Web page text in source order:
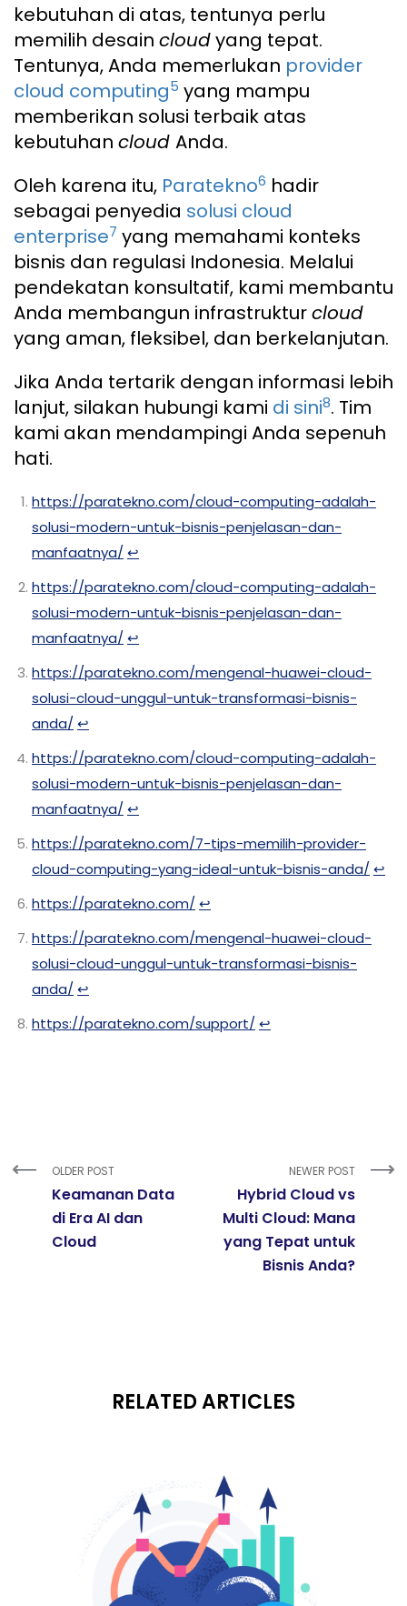
kebutuhan di atas, tentunya perlu
memilih desain cloudyang tepat.
Tentunya, Anda memerlukan provider
cloud computing5 yang mampu
memberikan solusi terbaik atas
kebutuhan cloud Anda.
Oleh karena itu, Paratekno6 hadir
sebagai penyedia solusi cloud
enterprise7 yang memahami konteks
bisnis dan regulasi Indonesia. Melalui
pendekatan konsultatif, kami membantu
Anda membangun infrastrukturcloud
yang aman, fleksibel, dan berkelanjutan.
Jika Anda tertarik dengan informasi lebih
lanjut, silakan hubungi kami di sini8. Tim
kami akan mendampingi Anda sepenuh
hati.
https://paratekno.com/cloud-computing-adalah-
solusi-modern-untuk-bisnis-penjelasan-dan-
manfaatnya/ ↩︎
https://paratekno.com/cloud-computing-adalah-
solusi-modern-untuk-bisnis-penjelasan-dan-
manfaatnya/ ↩︎
https://paratekno.com/mengenal-huawei-cloud-
solusi-cloud-unggul-untuk-transformasi-bisnis-
anda/ ↩︎
https://paratekno.com/cloud-computing-adalah-
solusi-modern-untuk-bisnis-penjelasan-dan-
manfaatnya/ ↩︎
https://paratekno.com/7-tips-memilih-provider-
cloud-computing-yang-ideal-untuk-bisnis-anda/ ↩︎
https://paratekno.com/ ↩︎
https://paratekno.com/mengenal-huawei-cloud-
solusi-cloud-unggul-untuk-transformasi-bisnis-
anda/ ↩︎
https://paratekno.com/support/ ↩︎
OLDER POST
Keamanan Data
di Era AI dan
Cloud
NEWER POST
Hybrid Cloud vs
Multi Cloud: Mana
yang Tepat untuk
Bisnis Anda?
RELATED ARTICLES